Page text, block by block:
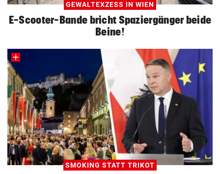
GEWALTEXZESS IN WIEN
E-Scooter-Bande bricht Spaziergänger beide
Beine!
SMOKING STATT TRIKOT